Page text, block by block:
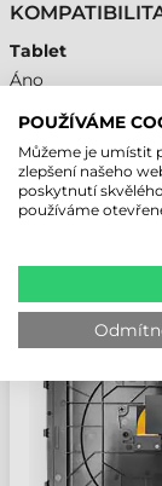
Tablet
Áno
NAPOSLEDY
ZEBRA KRYT
10", PRO
POUŽÍVÁME
Můžeme je umístit
zlepšení našeho
poskytnutí
používáme